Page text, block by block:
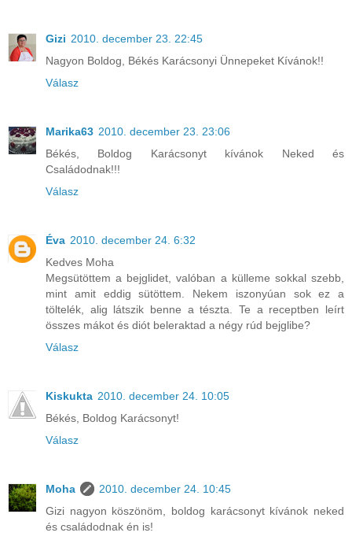
Gizi 2010. december 23. 22:45
Nagyon Boldog, Békés Karácsonyi Ünnepeket Kívánok!!
Válasz
Marika63 2010. december 23. 23:06
Békés, Boldog Karácsonyt kívánok Neked és
Családodnak!!!
Válasz
Éva 2010. december 24. 6:32
Kedves Moha
Megsütöttem a bejglidet, valóban a külleme sokkal szebb,
mint amit eddig sütöttem. Nekem iszonyúan sok ez a
töltelék, alig látszik benne a tészta. Te a receptben leírt
összes mákot és diót beleraktad a négy rúd bejglibe?
Válasz
Kiskukta 2010. december 24. 10:05
Békés, Boldog Karácsonyt!
Válasz
Moha
2010. december 24. 10:45
Gizi nagyon köszönöm, boldog karácsonyt kívánok neked
és családodnak én is!